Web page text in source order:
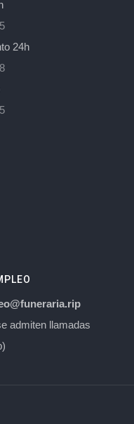
24h
admiten llamadas